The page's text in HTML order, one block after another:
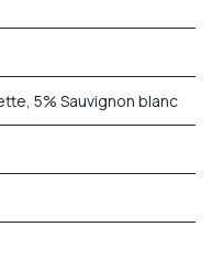
5% Sauvignon blanc